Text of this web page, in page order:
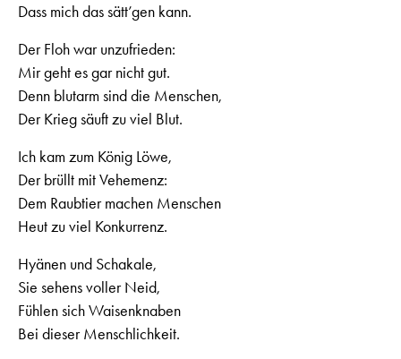
Dass mich das sätt’gen kann.
Der Floh war unzufrieden:
Mir geht es gar nicht gut.
Denn blutarm sind die Menschen,
Der Krieg säuft zu viel Blut.
Ich kam zum König Löwe,
Der brüllt mit Vehemenz:
Dem Raubtier machen Menschen
Heut zu viel Konkurrenz.
Hyänen und Schakale,
Sie sehens voller Neid,
Fühlen sich Waisenknaben
Bei dieser Menschlichkeit.